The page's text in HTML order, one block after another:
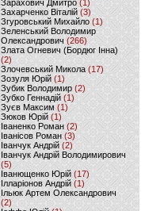
Зарахович Дмитро (1)
Захарченко Віталій (3)
Згуровський Михайло (1)
Зеленський Володимир
Олександрович (266)
Злата Огневич (Бордюг Інна)
(2)
Злочевський Микола(17)
Зозуля Юрій (1)
Зубик Володимир (2)
Зубко Геннадій (1)
Зуєв Максим(1)
Зюков Юрій (1)
Іваненко Роман (2)
Іванісов Роман (3)
Іванчук Андрій(2)
Іванчук Андрій Володимирович
(5)
Іванющенко Юрій (17)
Ілларіонов Андрій (1)
Ільюк Артем Олександрович
(2)